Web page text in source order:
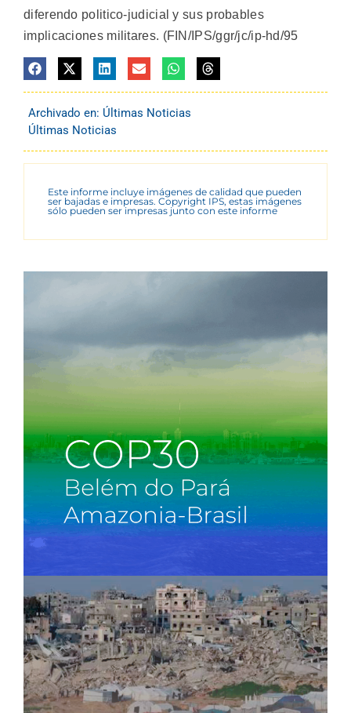
diferendo politico-judicial y sus probables
implicaciones militares. (FIN/IPS/ggr/jc/ip-hd/95
Archivado en: Últimas Noticias
Últimas Noticias
Este informe incluye imágenes de calidad que pueden
ser bajadas e impresas. Copyright IPS, estas imágenes
sólo pueden ser impresas junto con este informe